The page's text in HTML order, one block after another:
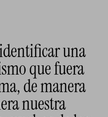
una
que fuera
de manera
nuestra